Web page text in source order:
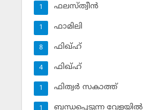
ഫലസ്ത്വീൻ
1
ഫാമിലി
1
ഫിഖ്ഹ്
8
ഫിഖ്ഹ്‌
4
ഫിത്വര്‍ സകാത്ത്‌
1
ബന്ധപ്പെടുന്ന വേളയില്‍